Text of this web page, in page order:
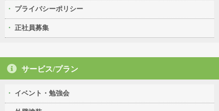
プライバシーポリシー
正社員募集
サービス/プラン
イベント・勉強会